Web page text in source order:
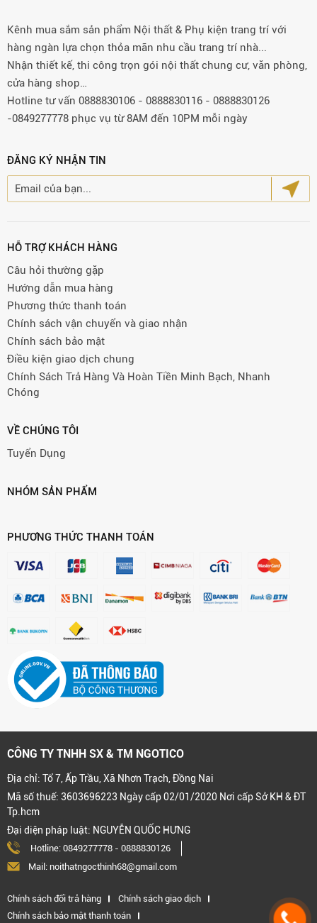
Kênh mua sắm sản phẩm Nội thất & Phụ kiện trang trí với
hàng ngàn lựa chọn thỏa mãn nhu cầu trang trí nhà...
Nhận thiết kế, thi công trọn gói nội thất chung cư, văn phòng,
cửa hàng shop…
Hotline tư vấn 0888830106 - 0888830116 - 0888830126
-0849277778 phục vụ từ 8AM đến 10PM mỗi ngày
ĐĂNG KÝ NHẬN TIN
HỖ TRỢ KHÁCH HÀNG
Câu hỏi thường gặp
Hướng dẫn mua hàng
Phương thức thanh toán
Chính sách vận chuyển và giao nhận
Chính sách bảo mật
Điều kiện giao dịch chung
Chính Sách Trả Hàng Và Hoàn Tiền Minh Bạch, Nhanh
Chóng
VỀ CHÚNG TÔI
Tuyển Dụng
NHÓM SẢN PHẨM
PHƯƠNG THỨC THANH TOÁN
CÔNG TY TNHH SX & TM NGOTICO
Địa chỉ: Tổ 7, Ấp Trầu, Xã Nhơn Trạch, Đồng Nai
Mã số thuế: 3603696223 Ngày cấp 02/01/2020 Nơi cấp Sở KH & ĐT
Tp.hcm
Đại diện pháp luật: NGUYỄN QUỐC HƯNG
Hotline: 0849277778 - 0888830126
Mail: noithatngocthinh68@gmail.com
Chính sách đổi trả hàng
Chính sách giao dịch
Chính sách bảo mật thanh toán